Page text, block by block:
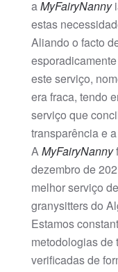
aMyFairyNanny
estas
Aliando o facto
este serviço,
era fraca, tendo
serviço que
transparência e
AMyFairyNanny
dezembro de
melhor serviço
granysitters do
Estamos
metodologias de
verificadas de